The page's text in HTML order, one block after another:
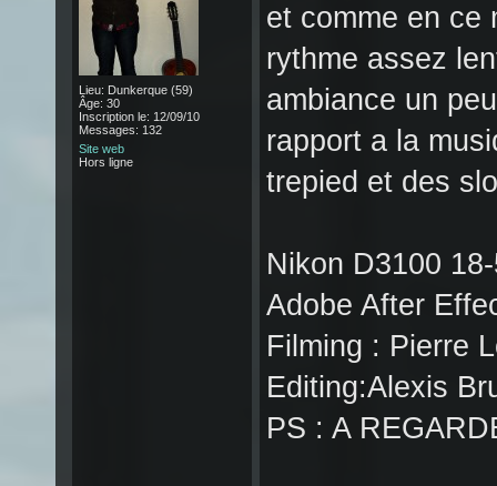
Lieu: Dunkerque (59)
Âge: 30
Inscription le: 12/09/10
Messages: 132
Site web
Hors ligne
et comme en ce
rythme assez
ambiance un
rapport a la
trepied et des
Nikon D3100
Adobe After
Filming : Pierre
Editing:Alexis
PS : A